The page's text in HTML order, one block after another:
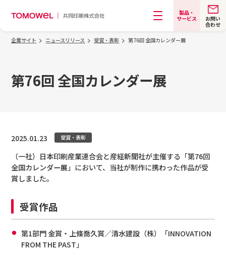
製品・
サービス
お問い
合わせ
企業サイト ニュースリリース 受賞・表彰 第76回 全国カレンダー展
第76回 全国カレンダー展
2025.01.23 受賞・表彰
（一社）日本印刷産業連合会と産経新聞社が主催する「第76回
全国カレンダー展」において、当社が制作に携わった作品が受
賞しました。
受賞作品
第1部門 金賞・上條喬久賞／清水建設（株）「INNOVATION
FROM THE PAST」